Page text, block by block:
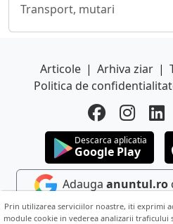
Transport, mutari
Articole | Arhiva ziar |
Politica de
Descarca aplicatia
Google Play
Adauga anuntul.ro
Prin utilizarea serviciilor noastre, iti exprimi
module cookie in vederea analizarii traficului